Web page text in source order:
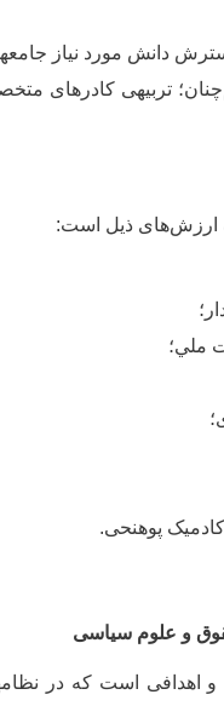
دانش مورد نیاز
چنان؛ تربیه­ی کادرهای
ارزشهای ذیل است:
ملي؛
پوهنحی.
و علوم سیاسی
و اهدافی است که در